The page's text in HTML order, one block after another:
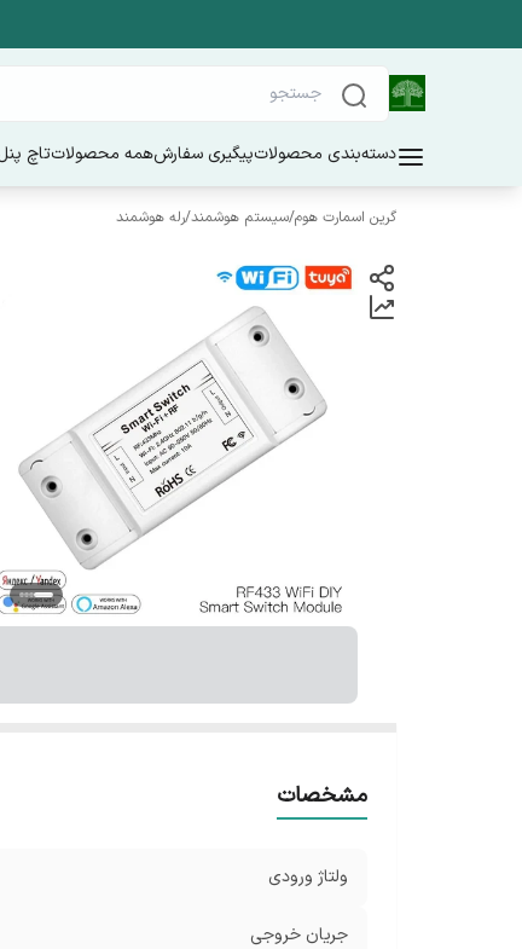
دسته‌بندی محصولاتپیگیری سفارشهمه محصولاتتاچ
گرین اسمارت هوم/سیستم هوشمند/رله هوشمند
مشخصات
ولتاژ ورودی
جریان خروجی